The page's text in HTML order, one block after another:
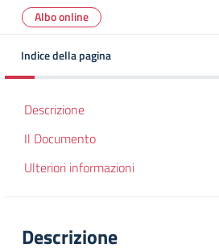
Albo online
Indice della pagina
Descrizione
Il Documento
Ulteriori informazioni
Descrizione